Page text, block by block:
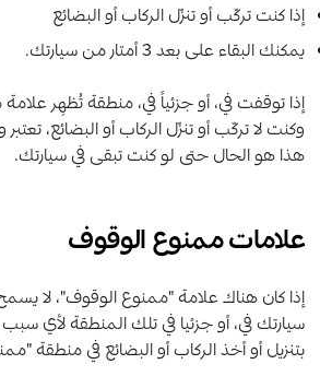
إذا كنت تركّب أو تنزّل الركاب أو البضائع
يمكنك البقاء على بعد 3 أمتار من سيارتك.
إذا توقفت في، أو جزئياً في، منطقة تُظهِر
وكنت لا تركّب أو تنزّل الركاب أو البضائع،
هذا هو الحال حتى لو كنت تبقى في سيارتك.
علامات ممنوع الوقوف
إذا كان هناك علامة "ممنوع الوقوف"، لا
سيارتك في، أو جزئيا في تلك المنطقة لأي
بتنزيل أو أخذ الركاب أو البضائع في منطقة